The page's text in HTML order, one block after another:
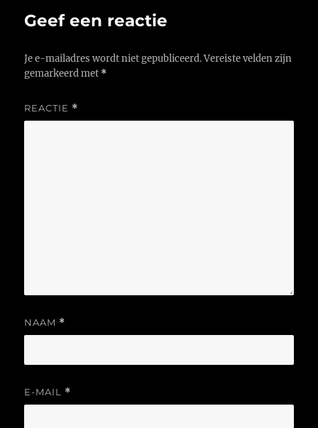
Geef een reactie
Je e-mailadres wordt niet gepubliceerd. Vereiste velden zijn
gemarkeerd met *
REACTIE *
NAAM *
E-MAIL *